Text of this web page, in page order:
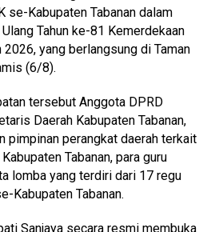
se-Kabupaten Tabanan dalam
Tahun ke-81 Kemerdekaan
yang berlangsung di Taman
(6/8).
tersebut Anggota DPRD
Daerah Kabupaten Tabanan,
pimpinan perangkat daerah terkait
Tabanan, para guru
lomba yang terdiri dari 17 regu
Kabupaten Tabanan.
Sanjaya secara resmi membuka